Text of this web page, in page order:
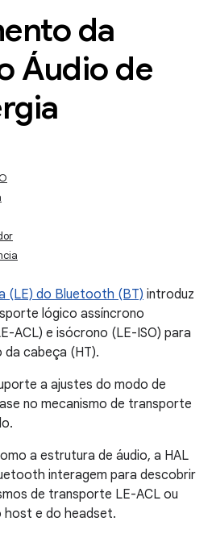
da
Áudio de
(LE) do Bluetooth (BT) introduz
lógico assíncrono
ACL) e isócrono (LE-ISO) para
cabeça (HT).
a ajustes do modo de
no mecanismo de transporte
a estrutura de áudio, a HAL
interagem para descobrir
de transporte LE-ACL ou
host e do headset.